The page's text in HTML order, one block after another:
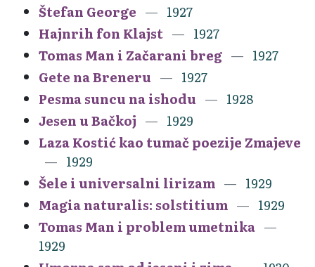
Štefan George
1927
Hajnrih fon Klajst
1927
Tomas Man i Začarani breg
1927
Gete na Breneru
1927
Pesma suncu na ishodu
1928
Jesen u Bačkoj
1929
Laza Kostić kao tumač poezije Zmajeve
1929
Šele i universalni lirizam
1929
Magia naturalis: solstitium
1929
Tomas Man i problem umetnika
1929